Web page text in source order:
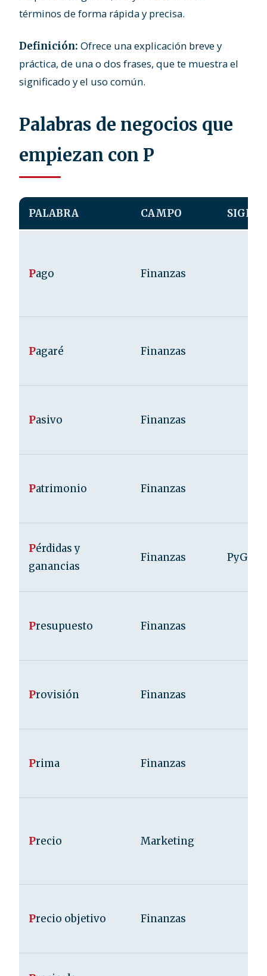
términos de forma rápida y precisa.
Definición: Ofrece una explicación breve y
práctica, de una o dos frases, que te muestra el
significado y el uso común.
Palabras de negocios que
empiezan con P
PALABRA CAMPO SIGLA
Pago Finanzas
Pagaré Finanzas
Pasivo Finanzas
Patrimonio Finanzas
Pérdidas y
ganancias
Finanzas PyG
Presupuesto Finanzas
Provisión Finanzas
Prima Finanzas
Precio Marketing
Precio objetivo Finanzas